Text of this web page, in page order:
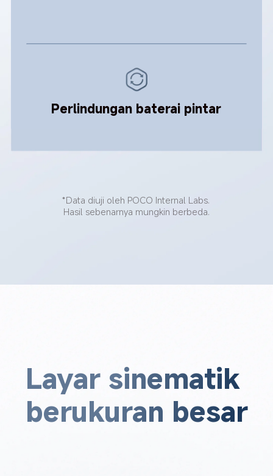
Perlindungan baterai pintar
*Data diuji oleh POCO Internal Labs.
Hasil sebenarnya mungkin berbeda.
Layar sinematik
berukuran besar